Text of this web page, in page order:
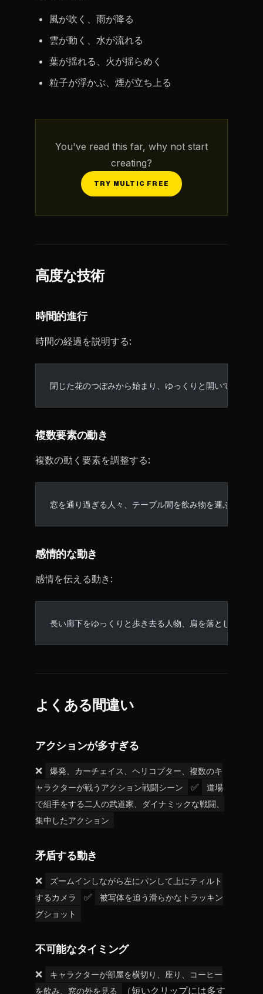
風が吹く、雨が降る
雲が動く、水が流れる
葉が揺れる、火が揺らめく
粒子が浮かぶ、煙が立ち上る
You've read this far, why not start
creating?
TRY MULTIC FREE
高度な技術
時間的進行
時間の経過を説明する:
閉じた花のつぼみから始まり、ゆっくりと開いて鮮やか
複数要素の動き
複数の動く要素を調整する:
窓を通り過ぎる人々、テーブル間を飲み物を運ぶウェイ
感情的な動き
感情を伝える動き:
長い廊下をゆっくりと歩き去る人物、肩を落とし、足音
よくある間違い
アクションが多すぎる
❌
爆発、カーチェイス、ヘリコプター、複数のキ
ャラクターが戦うアクション戦闘シーン
✅
道場
で組手をする二人の武道家、ダイナミックな戦闘、
集中したアクション
矛盾する動き
❌
ズームインしながら左にパンして上にティルト
するカメラ
✅
被写体を追う滑らかなトラッキン
グショット
不可能なタイミング
❌
キャラクターが部屋を横切り、座り、コーヒー
を飲み、窓の外を見る
（短いクリップには多す